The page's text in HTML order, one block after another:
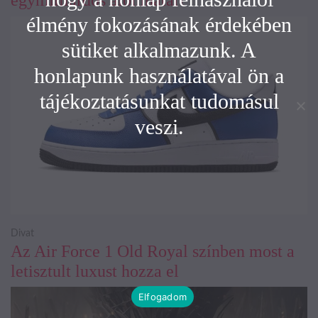
Az Air Force 1 Old Royal színben most a
letisztult luxust hozza el
Divat
élmény fokozásának érdekében
sütiket alkalmazunk. A
honlapunk használatával ön a
tájékoztatásunkat tudomásul
veszi.
Elfogadom